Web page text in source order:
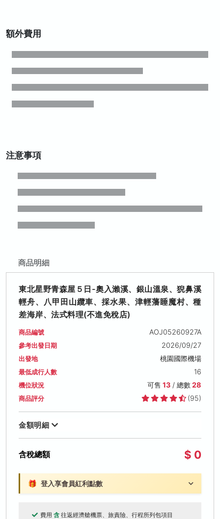
額外費用
注意事項
商品明細
東北星野青森屋５日-奧入瀨溪、銀山溫泉、猊鼻溪
輕舟、八甲田山纜車、採水果、津輕藩睡魔村、種
差海岸、法式料理(不進免稅店)
商品編號 AOJ05260927A
參考出發日期 2026/09/27
出發地 桃園國際機場
最低成行人數 16
機位狀況 可售 13/ 總數28
商品評分 (95)
金額明細
含稅總額 $ 0
🎁 登入享會員紅利點數
費用 含 往返經濟艙機票、旅責險、行程所列包項目